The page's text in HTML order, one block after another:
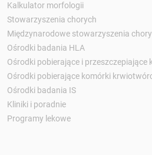
Kalkulator morfologii
Stowarzyszenia chorych
Międzynarodowe stowarzyszenia
Ośrodki badania HLA
Ośrodki pobierające i
Ośrodki pobierające komórki
Ośrodki badania IS
Kliniki i poradnie
Programy lekowe